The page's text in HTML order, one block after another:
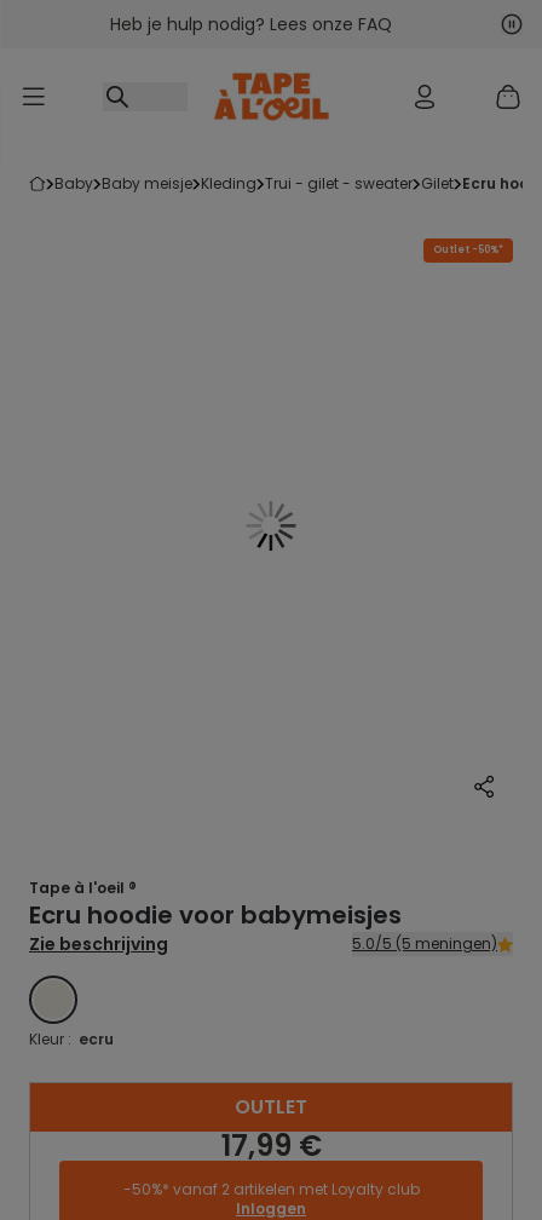
Ga naar inhoudHeb je hulp nodig? Lees onze FAQ
baby baby meisje kleding trui - gilet - sweater gilet ecru
Outlet -50%*
Tape à l'oeil ®
Ecru hoodie voor babymeisjes
Zie beschrijving 5.0/5 (5 meningen)
ECRU
Kleur : ecru
OUTLET
17,99 €
-50%* vanaf 2 artikelen met Loyalty club
Inloggen